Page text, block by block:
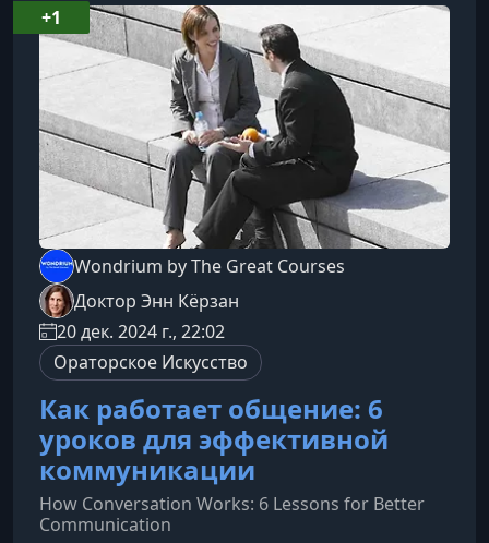
курсеПрофессор Малкольм У. Уотсон
последовательно разбирает шесть наиболее
значимых теорий, оказавших влияние на науку
о развитии человека. Вы узнаете,
Wondrium by The Great Courses
Доктор Энн Кёрзан
20 дек. 2024 г., 22:02
Ораторское Искусство
Как работает общение: 6
уроков для эффективной
коммуникации
How Conversation Works: 6 Lessons for Better
Communication
+1